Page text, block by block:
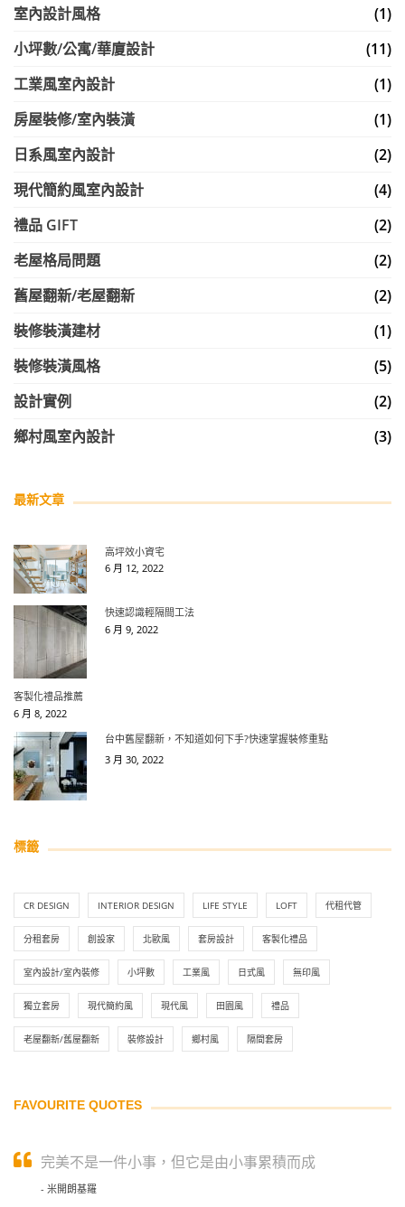
室內設計風格
(1)
小坪數/公寓/華廈設計
(11)
工業風室內設計
(1)
房屋裝修/室內裝潢
(1)
日系風室內設計
(2)
現代簡約風室內設計
(4)
禮品 GIFT
(2)
老屋格局問題
(2)
舊屋翻新/老屋翻新
(2)
裝修裝潢建材
(1)
裝修裝潢風格
(5)
設計實例
(2)
鄉村風室內設計
(3)
最新文章
高坪效小資宅
6 月 12, 2022
快速認識輕隔間工法
6 月 9, 2022
客製化禮品推薦​
6 月 8, 2022
台中舊屋翻新，不知道如何下手?快速掌握裝修重點
3 月 30, 2022
標籤
CR DESIGN INTERIOR DESIGN LIFE STYLE LOFT 代租代管
分租套房 創設家 北歐風 套房設計 客製化禮品
室內設計/室內裝修 小坪數 工業風 日式風 無印風
獨立套房 現代簡約風 現代風 田園風 禮品
老屋翻新/舊屋翻新 裝修設計 鄉村風 隔間套房
FAVOURITE QUOTES
完美不是一件小事，但它是由小事累積而成
- 米開朗基羅